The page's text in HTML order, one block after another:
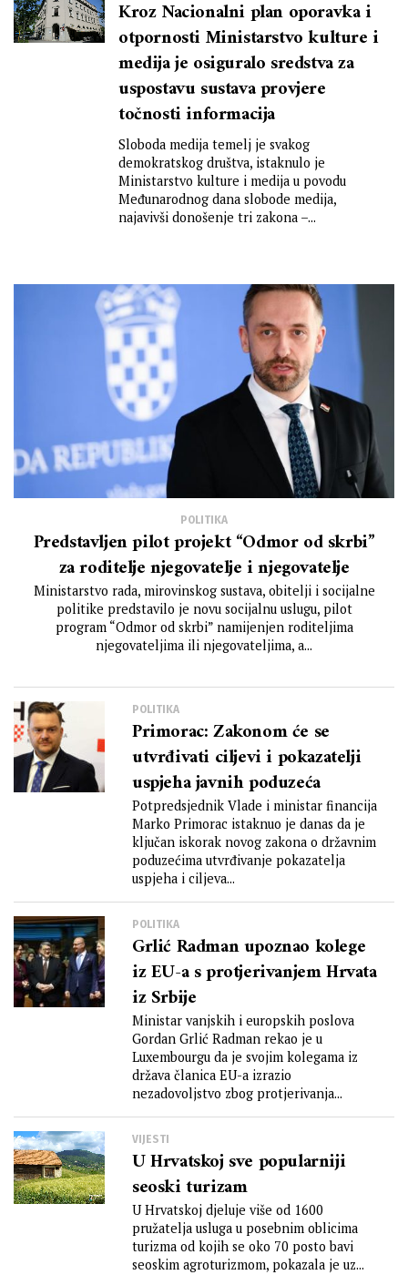
Kroz Nacionalni plan oporavka i
otpornosti Ministarstvo kulture i
medija je osiguralo sredstva za
uspostavu sustava provjere
točnosti informacija
Sloboda medija temelj je svakog
demokratskog društva, istaknulo je
Ministarstvo kulture i medija u povodu
Međunarodnog dana slobode medija,
najavivši donošenje tri zakona –...
POLITIKA
Predstavljen pilot projekt “Odmor od skrbi”
za roditelje njegovatelje i njegovatelje
Ministarstvo rada, mirovinskog sustava, obitelji i socijalne
politike predstavilo je novu socijalnu uslugu, pilot
program “Odmor od skrbi” namijenjen roditeljima
njegovateljima ili njegovateljima, a...
POLITIKA
Primorac: Zakonom će se
utvrđivati ciljevi i pokazatelji
uspjeha javnih poduzeća
Potpredsjednik Vlade i ministar financija
Marko Primorac istaknuo je danas da je
ključan iskorak novog zakona o državnim
poduzećima utvrđivanje pokazatelja
uspjeha i ciljeva...
POLITIKA
Grlić Radman upoznao kolege
iz EU-a s protjerivanjem Hrvata
iz Srbije
Ministar vanjskih i europskih poslova
Gordan Grlić Radman rekao je u
Luxembourgu da je svojim kolegama iz
država članica EU-a izrazio
nezadovoljstvo zbog protjerivanja...
VIJESTI
U Hrvatskoj sve popularniji
seoski turizam
U Hrvatskoj djeluje više od 1600
pružatelja usluga u posebnim oblicima
turizma od kojih se oko 70 posto bavi
seoskim agroturizmom, pokazala je uz...